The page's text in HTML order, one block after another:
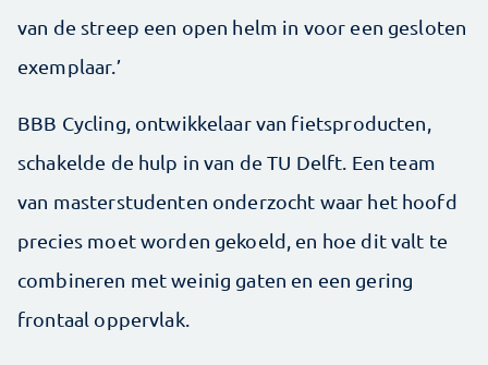
van de streep een open helm in voor een gesloten
exemplaar.’
BBB Cycling, ontwikkelaar van fietsproducten,
schakelde de hulp in van de TU Delft. Een team
van masterstudenten onderzocht waar het hoofd
precies moet worden gekoeld, en hoe dit valt te
combineren met weinig gaten en een gering
frontaal oppervlak.